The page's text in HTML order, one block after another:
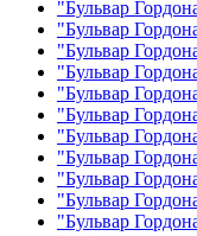
"Бульвар
"Бульвар
"Бульвар
"Бульвар
"Бульвар
"Бульвар
"Бульвар
"Бульвар
"Бульвар
"Бульвар
"Бульвар